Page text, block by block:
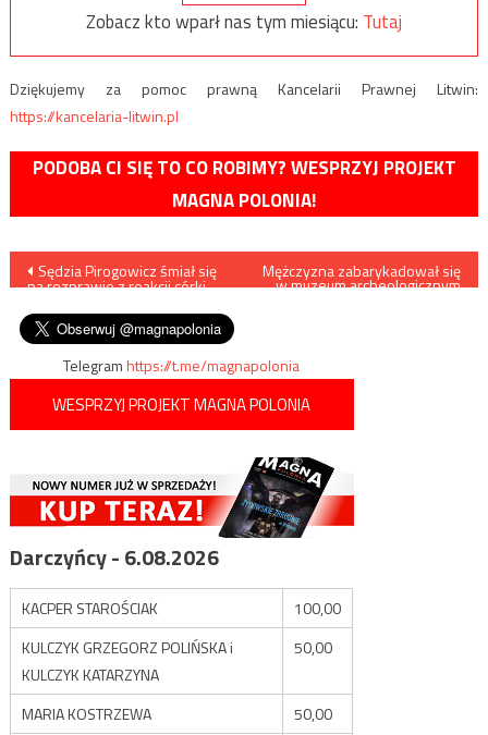
Zobacz kto wparł nas tym miesiącu: Tutaj
Dziękujemy za pomoc prawną Kancelarii Prawnej Litwin:
https://kancelaria-litwin.pl
PODOBA CI SIĘ TO CO ROBIMY? WESPRZYJ PROJEKT
MAGNA POLONIA!
Nawigacja
wpisu
Sędzia Pirogowicz śmiał się
na rozprawie z reakcji córki
Mężczyzna zabarykadował się
w muzeum archeologicznym
Telegramhttps://t.me/magnapolonia
WESPRZYJ PROJEKT MAGNA POLONIA
Darczyńcy - 6.08.2026
KACPER STAROŚCIAK
100,00
KULCZYK GRZEGORZ POLIŃSKA i
KULCZYK KATARZYNA
50,00
MARIA KOSTRZEWA 50,00